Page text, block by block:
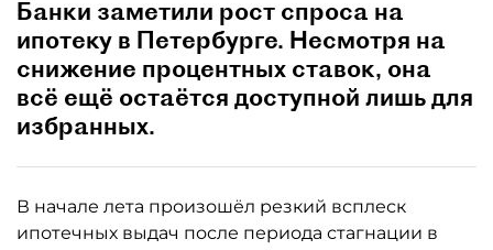
Банки заметили рост спроса на
ипотеку в Петербурге. Несмотря на
снижение процентных ставок, она
всё ещё остаётся доступной лишь для
избранных.
В начале лета произошёл резкий всплеск
ипотечных выдач после периода стагнации в